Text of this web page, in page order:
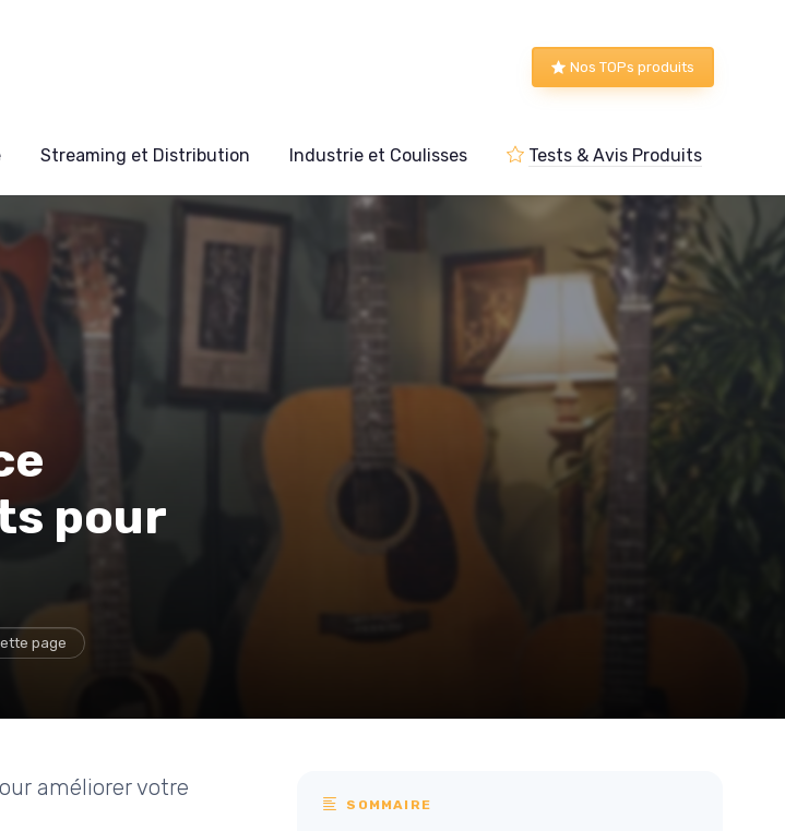
Nos TOPs produits
Streaming et Distribution Industrie et Coulisses Tests & Avis Produits
pour
page
améliorer votre
SOMMAIRE